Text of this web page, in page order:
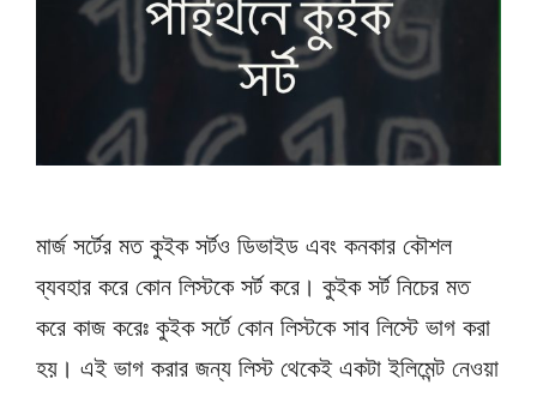
মার্জ সর্টের মত কুইক সর্টও ডিভাইড এবং কনকার কৌশল
ব্যবহার করে কোন লিস্টকে সর্ট করে। কুইক সর্ট নিচের মত
করে কাজ করেঃ কুইক সর্টে কোন লিস্টকে সাব লিস্টে ভাগ করা
হয়। এই ভাগ করার জন্য লিস্ট থেকেই একটা ইলিমেন্ট নেওয়া